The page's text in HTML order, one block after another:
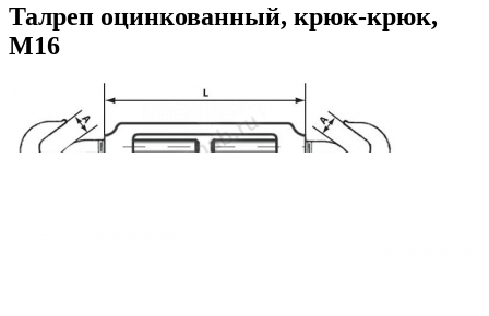
Талреп оцинкованный, крюк-крюк,
М16